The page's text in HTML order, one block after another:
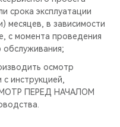
срока эксплуатации
месяцев, в зависимости
с момента проведения
осмотр
инструкцией,
ПЕРЕД НАЧАЛОМ